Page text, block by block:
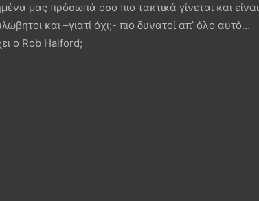
μας πρόσωπά όσο πιο τακτικά γίνεται και είναι
και –γιατί όχι;- πιο δυνατοί απ’ όλο αυτό…
ο Rob Halford;